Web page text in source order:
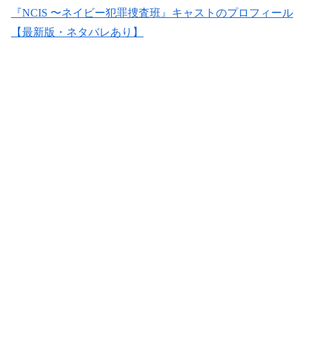
『NCIS 〜ネイビー犯罪捜査班』キャストのプロフィール
【最新版・ネタバレあり】